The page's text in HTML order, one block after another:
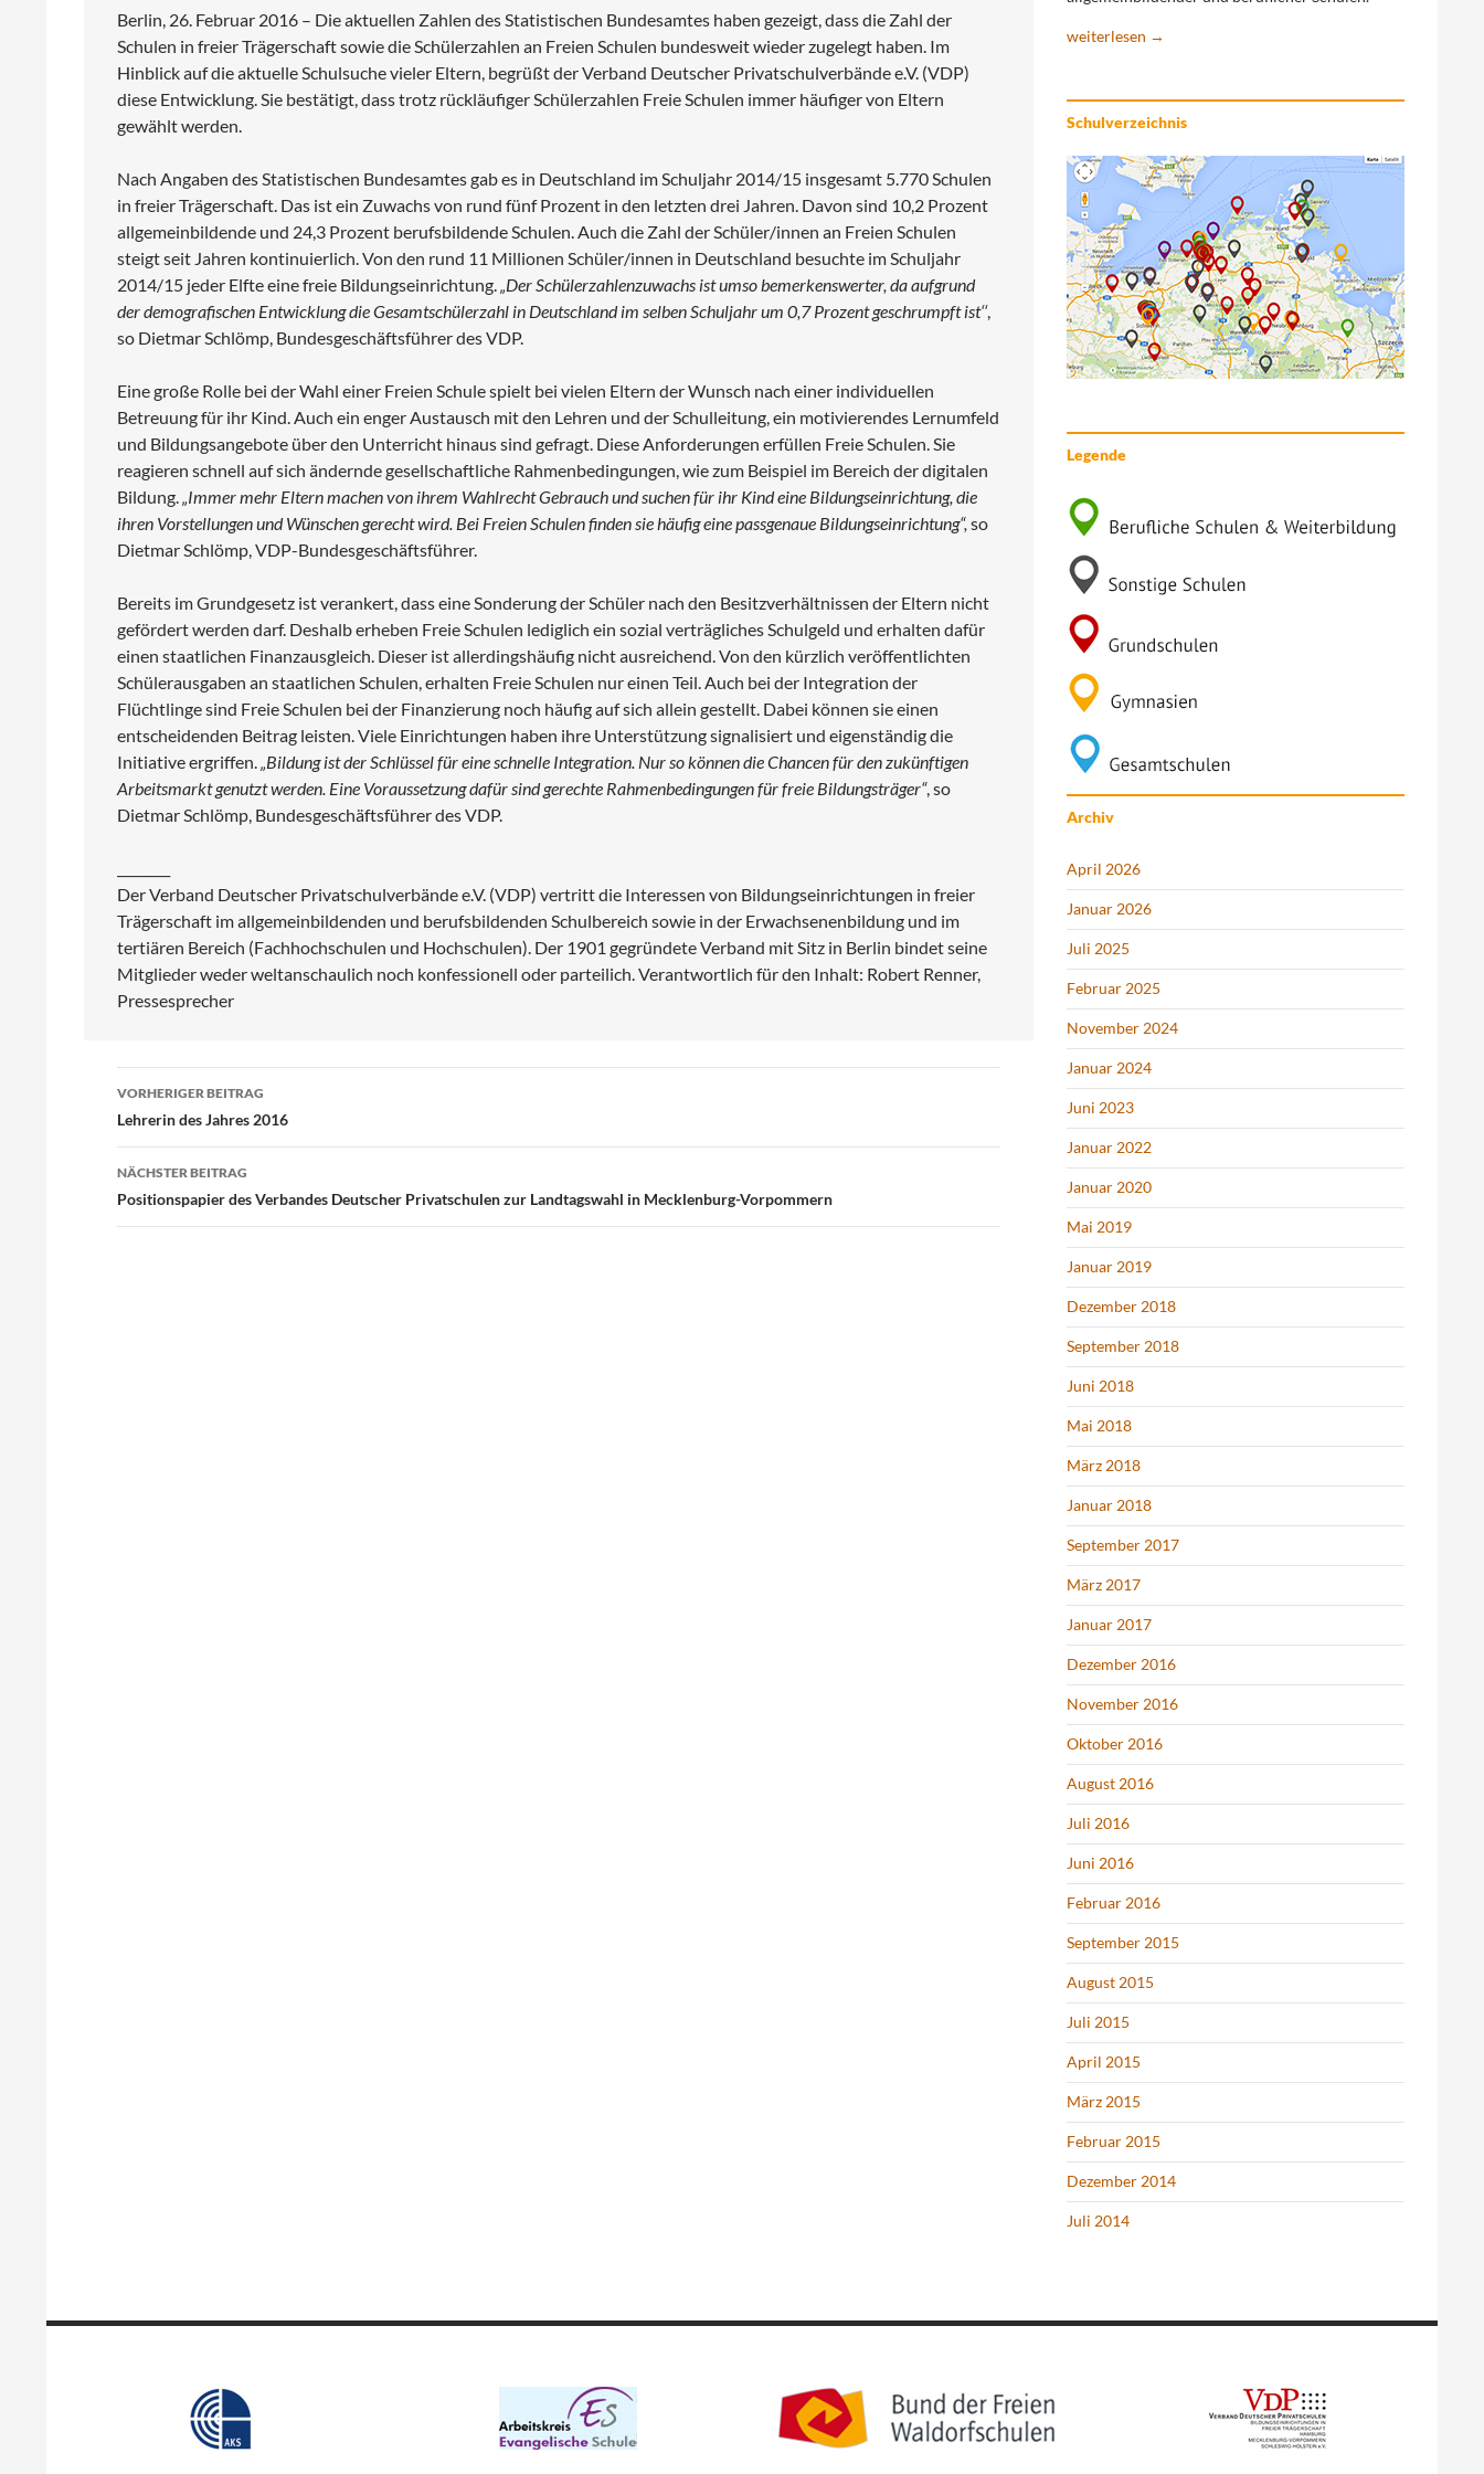
Berlin, 26. Februar 2016 – Die aktuellen Zahlen des Statistischen Bundesamtes haben gezeigt, dass die Zahl der
Schulen in freier Trägerschaft sowie die Schülerzahlen an Freien Schulen bundesweit wieder zugelegt haben. Im
Hinblick auf die aktuelle Schulsuche vieler Eltern, begrüßt der Verband Deutscher Privatschulverbände e.V. (VDP)
diese Entwicklung. Sie bestätigt, dass trotz rückläufiger Schülerzahlen Freie Schulen immer häufiger von Eltern
gewählt werden.
Nach Angaben des Statistischen Bundesamtes gab es in Deutschland im Schuljahr 2014/15 insgesamt 5.770 Schulen
in freier Trägerschaft. Das ist ein Zuwachs von rund fünf Prozent in den letzten drei Jahren. Davon sind 10,2 Prozent
allgemeinbildende und 24,3 Prozent berufsbildende Schulen. Auch die Zahl der Schüler/innen an Freien Schulen
steigt seit Jahren kontinuierlich. Von den rund 11 Millionen Schüler/innen in Deutschland besuchte im Schuljahr
2014/15 jeder Elfte eine freie Bildungseinrichtung.„Der Schülerzahlenzuwachs ist umso bemerkenswerter, da aufgrund
der demografischen Entwicklung die Gesamtschülerzahl in Deutschland im selben Schuljahr um 0,7 Prozent geschrumpft ist‘‘,
so Dietmar Schlömp, Bundesgeschäftsführer des VDP.
Eine große Rolle bei der Wahl einer Freien Schule spielt bei vielen Eltern der Wunsch nach einer individuellen
Betreuung für ihr Kind. Auch ein enger Austausch mit den Lehren und der Schulleitung, ein motivierendes Lernumfeld
und Bildungsangebote über den Unterricht hinaus sind gefragt. Diese Anforderungen erfüllen Freie Schulen. Sie
reagieren schnell auf sich ändernde gesellschaftliche Rahmenbedingungen, wie zum Beispiel im Bereich der digitalen
Bildung.„Immer mehr Eltern machen von ihrem Wahlrecht Gebrauch und suchen für ihr Kind eine Bildungseinrichtung, die
ihren Vorstellungen und Wünschen gerecht wird. Bei Freien Schulen finden sie häufig eine passgenaue Bildungseinrichtung“, so
Dietmar Schlömp, VDP-Bundesgeschäftsführer.
Bereits im Grundgesetz ist verankert, dass eine Sonderung der Schüler nach den Besitzverhältnissen der Eltern nicht
gefördert werden darf. Deshalb erheben Freie Schulen lediglich ein sozial verträgliches Schulgeld und erhalten dafür
einen staatlichen Finanzausgleich. Dieser ist allerdingshäufig nicht ausreichend. Von den kürzlich veröffentlichten
Schülerausgaben an staatlichen Schulen, erhalten Freie Schulen nur einen Teil. Auch bei der Integration der
Flüchtlinge sind Freie Schulen bei der Finanzierung noch häufig auf sich allein gestellt. Dabei können sie einen
entscheidenden Beitrag leisten. Viele Einrichtungen haben ihre Unterstützung signalisiert und eigenständig die
Initiative ergriffen.„Bildung ist der Schlüssel für eine schnelle Integration. Nur so können die Chancen für den zukünftigen
Arbeitsmarkt genutzt werden. Eine Voraussetzung dafür sind gerechte Rahmenbedingungen für freie Bildungsträger“, so
Dietmar Schlömp, Bundesgeschäftsführer des VDP.
Der Verband Deutscher Privatschulverbände e.V. (VDP) vertritt die Interessen von Bildungseinrichtungen in freier
Trägerschaft im allgemeinbildenden und berufsbildenden Schulbereich sowie in der Erwachsenenbildung und im
tertiären Bereich (Fachhochschulen und Hochschulen). Der 1901 gegründete Verband mit Sitz in Berlin bindet seine
Mitglieder weder weltanschaulich noch konfessionell oder parteilich. Verantwortlich für den Inhalt: Robert Renner,
Pressesprecher
Beitragsnavigation
VORHERIGER BEITRAG
Lehrerin des Jahres 2016
NÄCHSTER BEITRAG
Positionspapier des Verbandes Deutscher Privatschulen zur Landtagswahl in Mecklenburg-Vorpommern
weiterlesen →
Schulverzeichnis
Legende
Archiv
April 2026
Januar 2026
Juli 2025
Februar 2025
November 2024
Januar 2024
Juni 2023
Januar 2022
Januar 2020
Mai 2019
Januar 2019
Dezember 2018
September 2018
Juni 2018
Mai 2018
März 2018
Januar 2018
September 2017
März 2017
Januar 2017
Dezember 2016
November 2016
Oktober 2016
August 2016
Juli 2016
Juni 2016
Februar 2016
September 2015
August 2015
Juli 2015
April 2015
März 2015
Februar 2015
Dezember 2014
Juli 2014